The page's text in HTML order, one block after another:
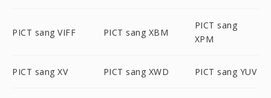
PICT sang VIFF PICT sang XBM
PICT sang
XPM
PICT sang XV PICT sang XWD PICT sang YUV